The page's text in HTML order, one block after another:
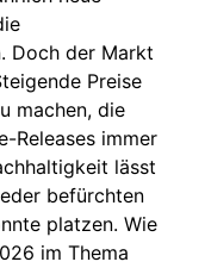
Doch der Markt
Preise
machen, die
Releases immer
lässt
befürchten
platzen. Wie
im Thema